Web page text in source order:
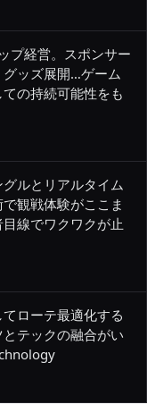
プ経営。スポンサー
ッズ展開…ゲーム
の持続可能性をも
ルとリアルタイム
観戦体験がここま
線でワクワクが止
ローテ最適化する
テックの融合がい